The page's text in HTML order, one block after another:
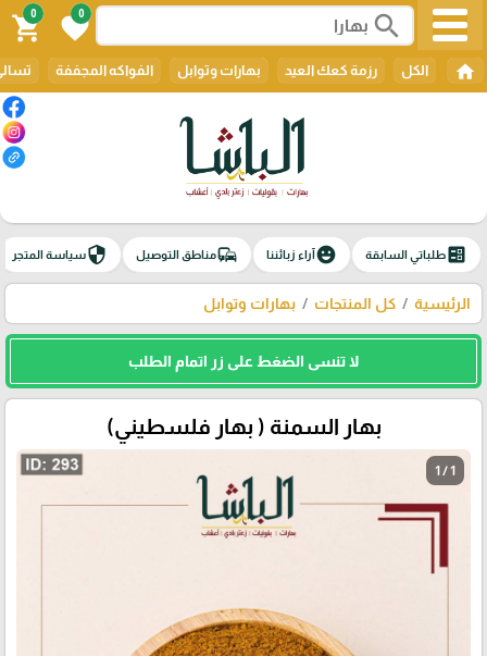
search
0
favorite
0
shopping_cart
home الكل رزمة كعك العيد بهارات وتوابل الفواكه المجففة
ballotطلباتي السابقة emoji_emotionsآراء زبائننا commuteمناطق التوصيل securityسياسة المتجر
الرئيسية كل المنتجات بهارات وتوابل
لا تنسى الضغط على زر اتمام الطلب
بهار السمنة ( بهار فلسطيني)
1 / 1